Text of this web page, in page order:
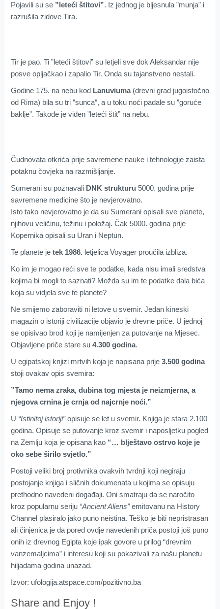
Pojavili su se ”leteći štitovi”. Iz jednog je bljesnula ”munja” i
razrušila zidove Tira.
Tir je pao. Ti ”leteći štitovi” su letjeli sve dok Aleksandar nije
posve opljačkao i zapalio Tir. Onda su tajanstveno nestali.
Godine 175. na nebu kod Lanuviuma(drevni grad jugoistočno
od Rima) bila su tri ”sunca”, a u toku noći padale su ”goruće
baklje”. Takođe je viđen ”leteći štit” na nebu.
Čudnovata otkrića prije savremene nauke i tehnologije zaista
potaknu čovjeka na razmišljanje.
Sumerani su poznavali DNK strukturu5000. godina prije
savremene medicine što je nevjerovatno.
Isto tako nevjerovatno je da su Sumerani opisali sve planete,
njihovu veličinu, težinu i položaj. Čak 5000. godina prije
Kopernika opisali su Uran i Neptun.
Te planete je tek 1986.letjelica Voyager proučila izbliza.
Ko im je mogao reći sve te podatke, kada nisu imali sredstva
kojima bi mogli to saznati? Možda su im te podatke dala bića
koja su vidjela sve te planete?
Ne smijemo zaboraviti ni letove u svemir. Jedan kineski
magazin o istoriji civilizacije objavio je drevne priče. U jednoj
se opisivao brod koji je namijenjen za putovanje na Mjesec.
Objavljene priče stare su 4.300 godina.
U egipatskoj knjizi mrtvih koja je napisana prije 3.500 godina
stoji ovakav opis svemira:
”Tamo nema zraka, dubina tog mjesta je neizmjerna, a
njegova crnina je crnja od najcrnje noći.”
U “Istinitoj istoriji”opisuje se let u svemir. Knjiga je stara 2.100
godina. Opisuje se putovanje kroz svemir i naposljetku pogled
na Zemlju koja je opisana kao “… blještavo ostrvo koje je
oko sebe širilo svjetlo.”
Postoji veliki broj protivnika ovakvih tvrdnji koji negiraju
postojanje knjiga i sličnih dokumenata u kojima se opisuju
prethodno navedeni događaji. Oni smatraju da se naročito
kroz popularnu seriju “Ancient Aliens”emitovanu na History
Channel plasiralo jako puno neistina. Teško je biti nepristrasan
ali činjenica je da pored ovdje navedenih priča postoji još puno
onih iz drevnog Egipta koje ipak govore u prilog “drevnim
vanzemaljcima” i interesu koji su pokazivali za našu planetu
hiljadama godina unazad.
Izvor: ufologija.atspace.com/pozitivno.ba
Share and Enjoy !